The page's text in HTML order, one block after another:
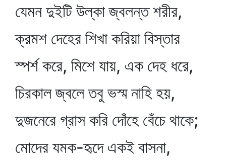
যেমন দুইটি উল্কা জ্বলন্ত শরীর,
ক্রমশ দেহের শিখা করিয়া বিস্তার
স্পর্শ করে, মিশে যায়, এক দেহ ধরে,
চিরকাল জ্বলে তবু ভস্ম নাহি হয়,
দুজনেরে গ্রাস করি দোঁহে বেঁচে থাকে;
মোদের যমক-হৃদে একই বাসনা,